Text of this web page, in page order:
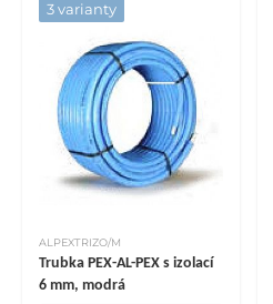
3 varianty
ALPEXTRIZO/M
Trubka PEX-AL-PEX s izolací
6 mm, modrá